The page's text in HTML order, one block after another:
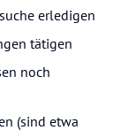
erledigen
tätigen
noch
(sind etwa